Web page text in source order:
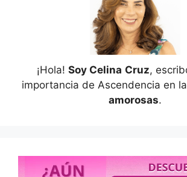
¡Hola! Soy Celina Cruz,
importancia de Ascendencia en
amorosas.